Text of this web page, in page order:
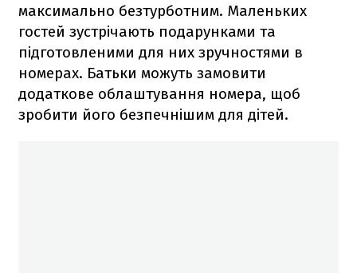
максимально безтурботним. Маленьких
гостей зустрічають подарунками та
підготовленими для них зручностями в
номерах. Батьки можуть замовити
додаткове облаштування номера, щоб
зробити його безпечнішим для дітей.